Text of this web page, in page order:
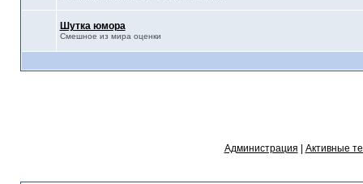
Шутка юмора
Смешное из мира оценки
Администрация Активные